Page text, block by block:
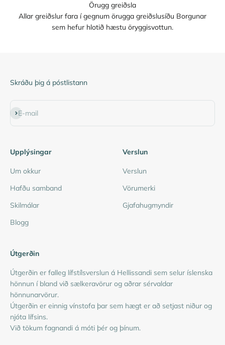
Örugg greiðsla
Allar greiðslur fara í gegnum örugga greiðslusíðu Borgunar
sem hefur hlotið hæstu öryggisvottun.
Skráðu þig á póstlistann
E-mail
Subscribe
Upplýsingar
Um okkur
Hafðu samband
Skilmálar
Blogg
Verslun
Verslun
Vörumerki
Gjafahugmyndir
Útgerðin
Útgerðin er falleg lífstílsverslun á Hellissandi sem selur íslenska
hönnun í bland við sælkeravörur og aðrar sérvaldar
hönnunarvörur.
Útgerðin er einnig vínstofa þar sem hægt er að setjast niður og
njóta lífsins.
Við tökum fagnandi á móti þér og þínum.